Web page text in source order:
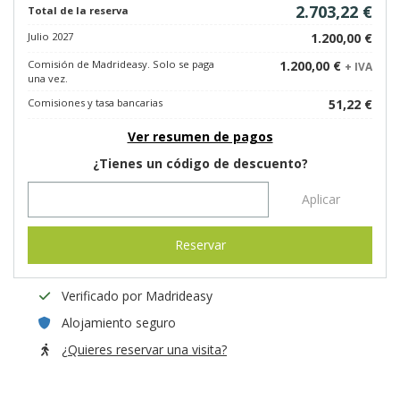
Total de la reserva 2.703,22 €
Julio 2027 1.200,00 €
Comisión de Madrideasy. Solo se paga
una vez.
1.200,00 € + IVA
Comisiones y tasa bancarias
51,22 €
Ver resumen de pagos
¿Tienes un código de descuento?
Aplicar
Reservar
Verificado por Madrideasy
Alojamiento seguro
¿Quieres reservar una visita?